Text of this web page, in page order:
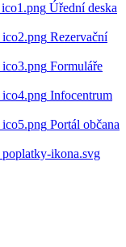
Úřední deska
Rezervační
Formuláře
Infocentrum
Portál občana